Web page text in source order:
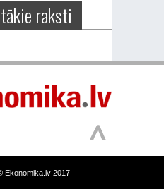
raksti
Ekonomika.lv 2017